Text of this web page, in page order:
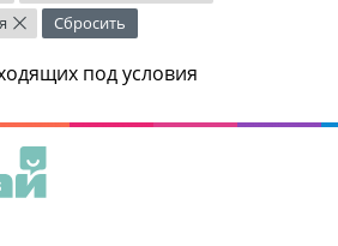
× Сбросить
под условия